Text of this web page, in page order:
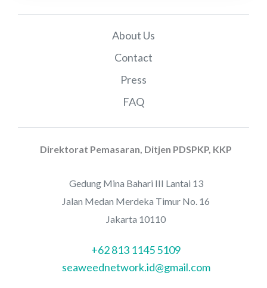
About Us
Contact
Press
FAQ
Direktorat Pemasaran, Ditjen PDSPKP, KKP
Gedung Mina Bahari III Lantai 13
Jalan Medan Merdeka Timur No. 16
Jakarta 10110
+62 813 1145 5109
seaweednetwork.id@gmail.com